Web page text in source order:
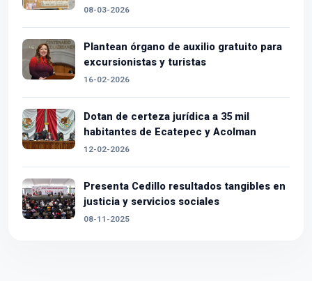
08-03-2026
Plantean órgano de auxilio gratuito para
excursionistas y turistas
16-02-2026
Dotan de certeza jurídica a 35 mil
habitantes de Ecatepec y Acolman
12-02-2026
Presenta Cedillo resultados tangibles en
justicia y servicios sociales
08-11-2025